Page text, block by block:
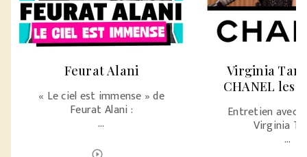
Feurat Alani
« Le ciel est immense » de
Feurat Alani :
…
play_circle_outline
Virginia
CHANEL les
Entretien avec
Virginia
…